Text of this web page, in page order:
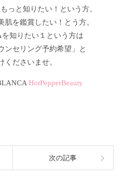
っと知りたい！という方。
肌を鑑賞したい！とう方。
知りたい１という方は
ンセリング予約希望」と
くださいませ。
HotPepperBeauty
次の記事